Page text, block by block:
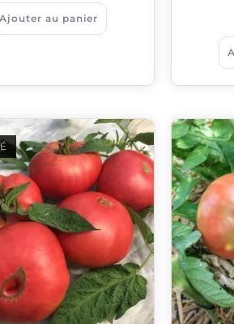
Ajouter au panier